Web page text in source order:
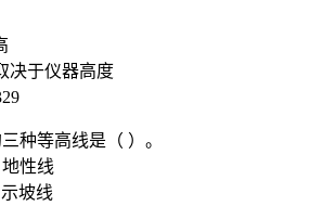
决于仪器高度
种等高线是（ ）。
性线
坡线